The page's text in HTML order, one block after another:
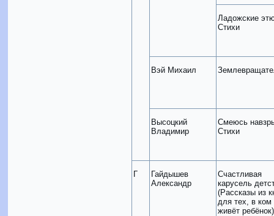
Ладожские
Стихи
Вэй Михаил
Высоцкий
Владимир
Смеюсь
Стихи
Г
Гайдышев
Александр
Счастливая
карусель
(Рассказы из
для тех, в ком
живёт ребёнок)